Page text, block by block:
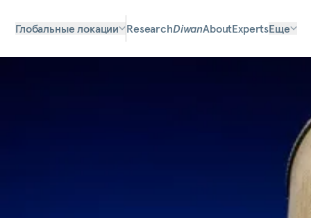
Глобальные локации ResearchDiwanAboutExpertsЕще